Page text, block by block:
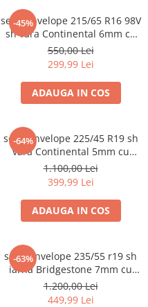
-45%
set 2 anvelope 215/65 R16 98V
sh vara Continental 6mm cu
garantie
550,00 Lei
299,99 Lei
ADAUGA IN COS
-64%
set 2 anvelope 225/45 R19 sh
vara Continental 5mm cu
garantie
1.100,00 Lei
399,99 Lei
ADAUGA IN COS
-63%
set 2 anvelope 235/55 r19 sh
iarna Bridgestone 7mm cu
garantie
1.200,00 Lei
449,99 Lei